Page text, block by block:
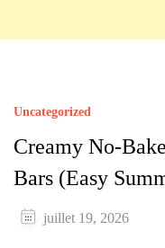
Uncategorized
Creamy No-
Bars (Easy
juillet 19, 2026